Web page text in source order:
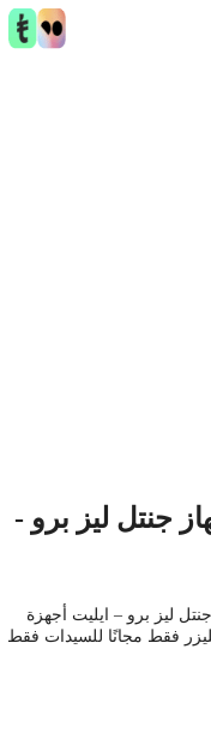
ليز برو -
برو – ايليت أجهزة
فقط مجانًا للسيدات فقط